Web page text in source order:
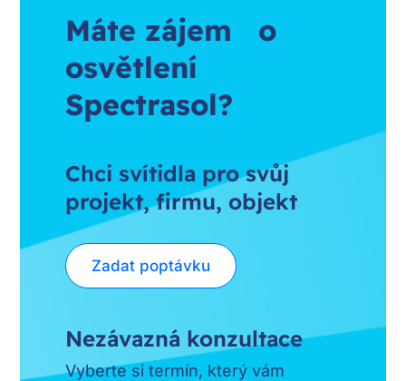
Máte zájem o
osvětlení
Spectrasol?
Chci svítidla pro svůj
projekt, firmu, objekt
Zadat poptávku
Nezávazná konzultace
Vyberte si termín, který vám